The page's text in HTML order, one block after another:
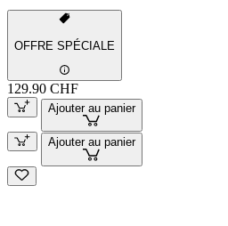
OFFRE SPÉCIALE
129.90 CHF
Ajouter au panier
Ajouter au panier